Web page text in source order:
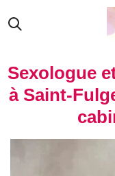
au
principal
Sexologue
à Saint-